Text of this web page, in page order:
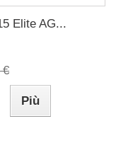
Elite AG...
€
Più